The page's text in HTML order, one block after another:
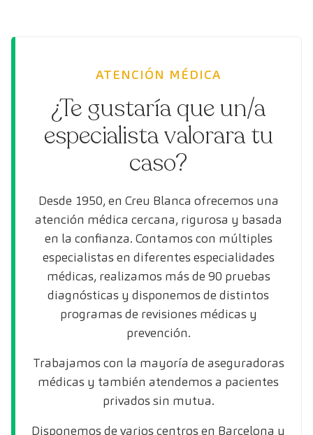
ATENCIÓN MÉDICA
¿Te gustaría que un/a
especialista valorara tu
caso?
Desde 1950, en Creu Blanca ofrecemos una
atención médica cercana, rigurosa y basada
en la confianza. Contamos con múltiples
especialistas en diferentes especialidades
médicas, realizamos más de 90 pruebas
diagnósticas y disponemos de distintos
programas de revisiones médicas y
prevención.
Trabajamos con la mayoría de aseguradoras
médicas y también atendemos a pacientes
privados sin mutua.
Disponemos de varios centros en Barcelona y